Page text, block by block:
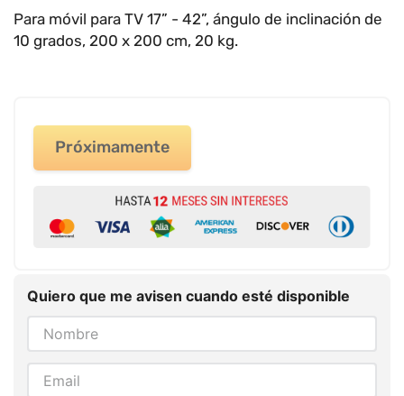
Para móvil para TV 17” - 42”, ángulo de inclinación de
10 grados, 200 x 200 cm, 20 kg.
Próximamente
Quiero que me avisen cuando esté disponible
9.
impresora
10. masa moldear vaso 150gr